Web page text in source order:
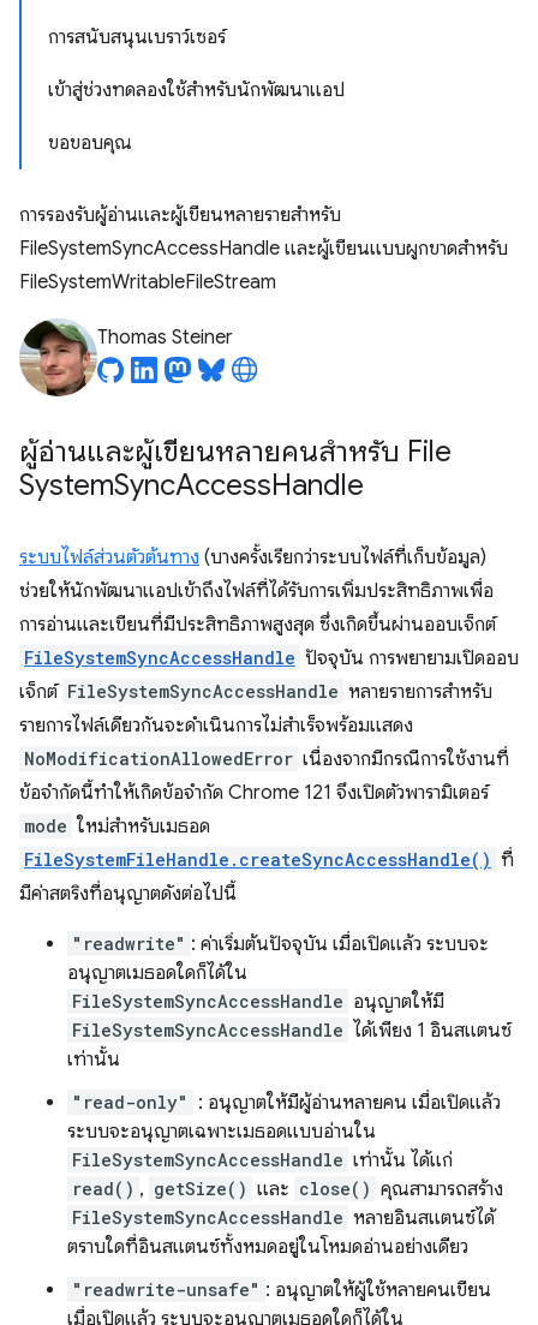
การสนับสนุนเบราว์เซอร์
เข้าสู่ช่วงทดลองใช้สำหรับนักพัฒนาแอป
ขอขอบคุณ
การรองรับผู้อ่านและผู้เขียนหลายรายสําหรับ
FileSystemSyncAccessHandle และผู้เขียนแบบผูกขาดสําหรับ
FileSystemWritableFileStream
Thomas Steiner
ผู้อ่านและผู้เขียนหลายคนสําหรับ File
SystemSyncAccessHandle
ระบบไฟล์ส่วนตัวต้นทาง (บางครั้งเรียกว่าระบบไฟล์ที่เก็บข้อมูล)
ช่วยให้นักพัฒนาแอปเข้าถึงไฟล์ที่ได้รับการเพิ่มประสิทธิภาพเพื่อ
การอ่านและเขียนที่มีประสิทธิภาพสูงสุด ซึ่งเกิดขึ้นผ่านออบเจ็กต์
FileSystemSyncAccessHandle ปัจจุบัน การพยายามเปิดออบ
เจ็กต์ FileSystemSyncAccessHandle หลายรายการสำหรับ
รายการไฟล์เดียวกันจะดำเนินการไม่สำเร็จพร้อมแสดง
NoModificationAllowedError เนื่องจากมีกรณีการใช้งานที่
ข้อจำกัดนี้ทำให้เกิดข้อจำกัด Chrome 121 จึงเปิดตัวพารามิเตอร์
mode ใหม่สำหรับเมธอด
FileSystemFileHandle.createSyncAccessHandle() ที่
มีค่าสตริงที่อนุญาตดังต่อไปนี้
"readwrite" : ค่าเริ่มต้นปัจจุบัน เมื่อเปิดแล้ว ระบบจะ
อนุญาตเมธอดใดก็ได้ใน
FileSystemSyncAccessHandle อนุญาตให้มี
FileSystemSyncAccessHandle ได้เพียง 1 อินสแตนซ์
เท่านั้น
"read-only"
: อนุญาตให้มีผู้อ่านหลายคน เมื่อเปิดแล้ว
ระบบจะอนุญาตเฉพาะเมธอดแบบอ่านใน
FileSystemSyncAccessHandle เท่านั้น ได้แก่
read() , getSize() และ close() คุณสามารถสร้าง
FileSystemSyncAccessHandle หลายอินสแตนซ์ได้
ตราบใดที่อินสแตนซ์ทั้งหมดอยู่ในโหมดอ่านอย่างเดียว
"readwrite-unsafe" : อนุญาตให้ผู้ใช้หลายคนเขียน
เมื่อเปิดแล้ว ระบบจะอนุญาตเมธอดใดก็ได้ใน